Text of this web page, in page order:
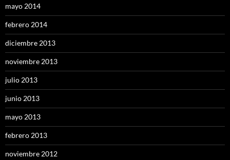
mayo 2014
febrero 2014
diciembre 2013
noviembre 2013
julio 2013
junio 2013
mayo 2013
febrero 2013
noviembre 2012